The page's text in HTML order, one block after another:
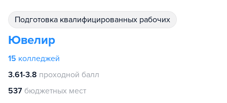
подготовка квалифицированных рабочих
Ювелир
15 колледжей
3.61-3.8 проходной балл
537 бюджетных мест